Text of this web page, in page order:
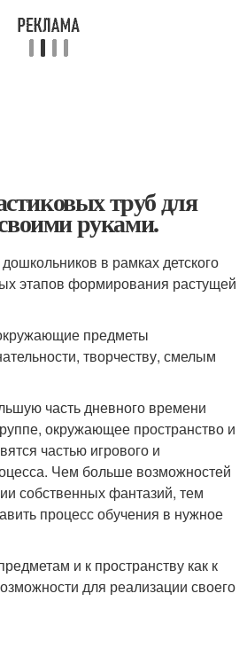
труб для
руками.
в рамках детского
этапов формирования растущей
предметы
творчеству, смелым
часть дневного времени
окружающее пространство и
частью игрового и
Чем больше возможностей
собственных фантазий, тем
процесс обучения в нужное
и к пространству как к
для реализации своего